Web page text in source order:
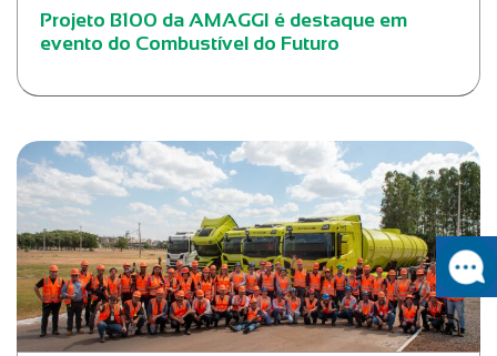
Projeto B100 da AMAGGI é destaque em
evento do Combustível do Futuro